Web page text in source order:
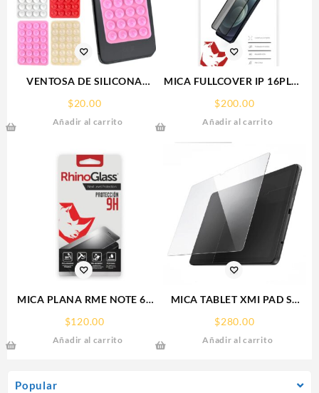
Popular
VENTOSA DE SILICONA
$20.00
Añadir al carrito
MICA FULLCOVER IP 16PLUS
$200.00
Añadir al carrito
MICA PLANA RME NOTE 60
REALME 9H RHINOGLASS
$120.00
Añadir al carrito
MICA TABLET XMI PAD SE
11° REDMI SCREEN GLASS
PROTECTOR RHINOGLASS
$280.00
Añadir al carrito